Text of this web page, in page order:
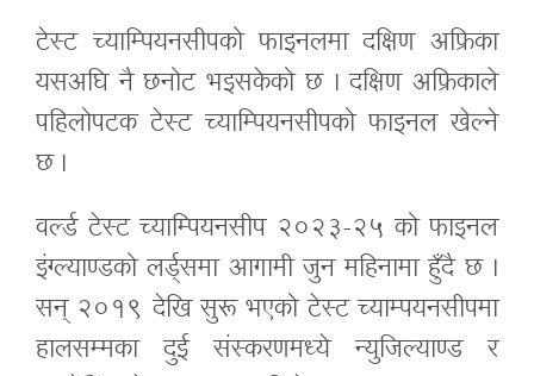
टेस्ट च्याम्पियनसीपको फाइनलमा दक्षिण अफ्रिका
यसअघि नै छनोट भइसकेको छ । दक्षिण अफ्रिकाले
पहिलोपटक टेस्ट च्याम्पियनसीपको फाइनल खेल्ने
छ ।
वर्ल्ड टेस्ट च्याम्पियनसीप २०२३-२५ को फाइनल
इंग्ल्याण्डको लर्ड्समा आगामी जुन महिनामा हुँदै छ ।
सन् २०१९ देखि सुरू भएको टेस्ट च्याम्पयनसीपमा
हालसम्मका दुई संस्करणमध्ये न्युजिल्याण्ड र